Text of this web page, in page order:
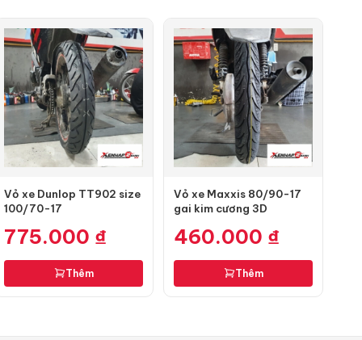
Vỏ xe Dunlop TT902 size
100/70-17
775.000 ₫
Thêm
Vỏ xe Maxxis 80/90-17
gai kim cương 3D
460.000 ₫
Thêm